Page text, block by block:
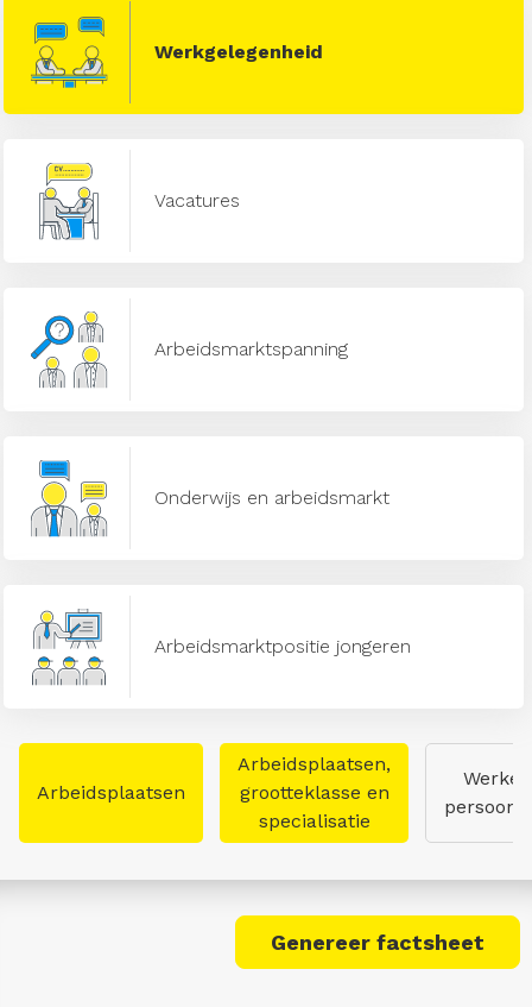
Werkgelegenheid
Vacatures
Arbeidsmarktspanning
Onderwijs en arbeidsmarkt
Arbeidsmarktpositie jongeren
Arbeidsplaatsen
Arbeidsplaatsen,
grootteklasse en
specialisatie
Genereer factsheet